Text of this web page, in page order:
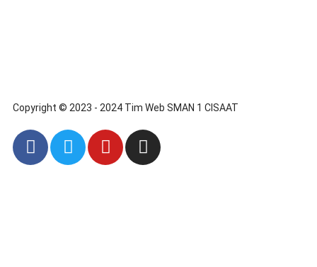
Copyright © 2023 - 2024 Tim Web SMAN 1 CISAAT